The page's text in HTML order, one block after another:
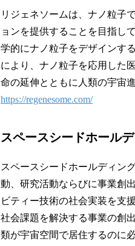
リジェネソームは、ナノ粒子
ョンを提供することを目指し
学的にナノ粒子をデザインす
により、ナノ粒子を応用した
命の延伸とともに人類の宇宙
https://regenesome.com/
スペースシードホール
スペースシードホールディン
動、研究活動ならびに事業創
ビティー技術の社会実装を支
社会課題を解決する事業の創
類が宇宙空間で居住するのに